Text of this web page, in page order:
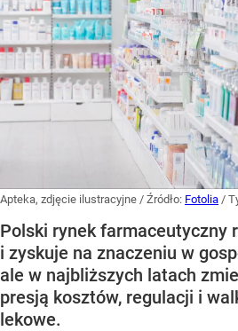
Apteka, zdjęcie ilustracyjne / Źródło: Fotolia /
Polski rynek farmaceutyczny
i zyskuje na znaczeniu w
ale w najbliższych latach
presją kosztów, regulacji i
lekowe.